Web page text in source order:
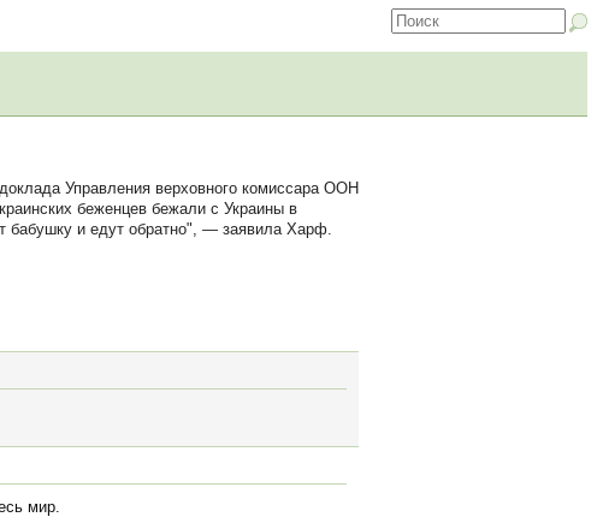
Управления верховного комиссара ООН
беженцев бежали с Украины в
бабушку и едут обратно", — заявила Харф.
мир.